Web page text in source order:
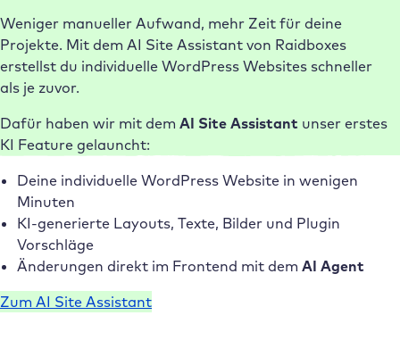
Weniger manueller Aufwand, mehr Zeit für deine
Projekte. Mit dem AI Site Assistant von Raidboxes
erstellst du individuelle WordPress Websites schneller
als je zuvor.
Dafür haben wir mit dem AI Site Assistant unser erstes
KI Feature gelauncht:
Deine individuelle WordPress Website in wenigen
Minuten
KI-generierte Layouts, Texte, Bilder und Plugin
Vorschläge
Änderungen direkt im Frontend mit dem AI Agent
Zum AI Site Assistant